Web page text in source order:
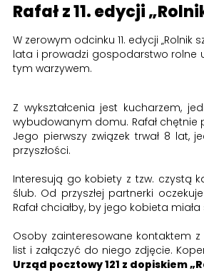
Rafał z 11. edycji
W zerowym odcinku 11. edycji
lata i prowadzi gospodarstwo rolne
tym warzywem.
Z wykształcenia jest kucharzem,
wybudowanym domu. Rafał
Jego pierwszy związek trwał 8 lat,
przyszłości.
Interesują go kobiety z tzw. czystą
ślub. Od przyszłej partnerki
Rafał chciałby, by jego kobieta
Osoby zainteresowane kontaktem z
list i załączyć do niego zdjęcie.
Urząd pocztowy 121 z dopiskiem